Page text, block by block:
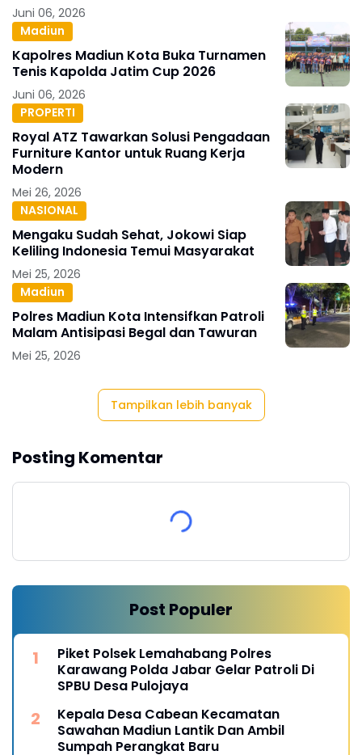
Juni 06, 2026
Madiun
Kapolres Madiun Kota Buka Turnamen
Tenis Kapolda Jatim Cup 2026
Juni 06, 2026
PROPERTI
Royal ATZ Tawarkan Solusi Pengadaan
Furniture Kantor untuk Ruang Kerja
Modern
Mei 26, 2026
NASIONAL
Mengaku Sudah Sehat, Jokowi Siap
Keliling Indonesia Temui Masyarakat
Mei 25, 2026
Madiun
Polres Madiun Kota Intensifkan Patroli
Malam Antisipasi Begal dan Tawuran
Mei 25, 2026
Tampilkan lebih banyak
Posting Komentar
Post Populer
Piket Polsek Lemahabang Polres
Karawang Polda Jabar Gelar Patroli Di
SPBU Desa Pulojaya
Kepala Desa Cabean Kecamatan
Sawahan Madiun Lantik Dan Ambil
Sumpah Perangkat Baru